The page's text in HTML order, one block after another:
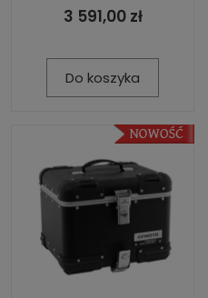
3 591,00 zł
Do koszyka